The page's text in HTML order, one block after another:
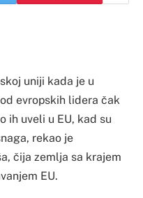
uniji kada je u
evropskih lidera čak
ih uveli u EU, kad su
rekao je
čija zemlja sa krajem
EU.